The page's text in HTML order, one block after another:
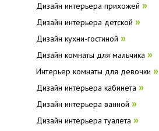
Дизайн интерьера прихожей »
Дизайн интерьера детской »
Дизайн кухни-гостиной »
Дизайн комнаты для мальчика »
Интерьер комнаты для девочки »
Дизайн интерьера кабинета »
Дизайн интерьера ванной »
Дизайн интерьера туалета »